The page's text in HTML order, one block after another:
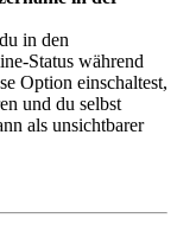
in den
Status während
Option einschaltest,
und du selbst
als unsichtbarer